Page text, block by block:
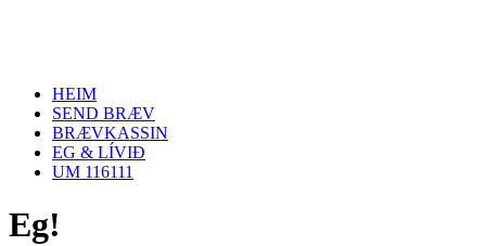
HEIM
SEND BRÆV
BRÆVKASSIN
EG & LÍVIÐ
UM 116111
Eg!